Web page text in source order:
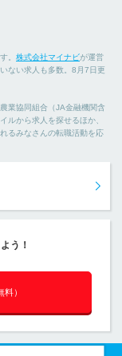
。 株式会社マイナビが運営
ない求人も多数。8月7日更
業協同組合（JA金融機関含
ルから求人を探せるほか、
るみなさんの転職活動を応
う！
料）